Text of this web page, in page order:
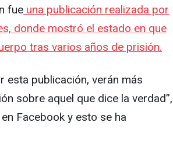
fue una publicación realizada por
donde mostró el estado en que
tras varios años de prisión.
esta publicación, verán más
sobre aquel que dice la verdad”,
Facebook y esto se ha